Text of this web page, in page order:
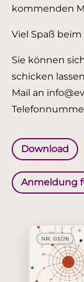
kommenden
Viel Spaß
Sie können
schicken
Mail an
Download
Anmeldung